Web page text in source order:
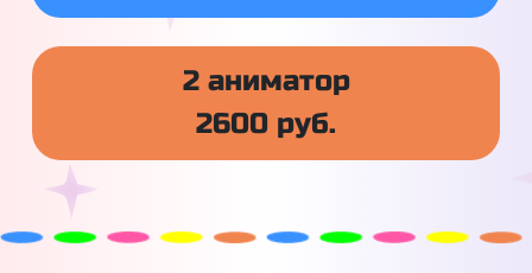
2 аниматор
2600 руб.